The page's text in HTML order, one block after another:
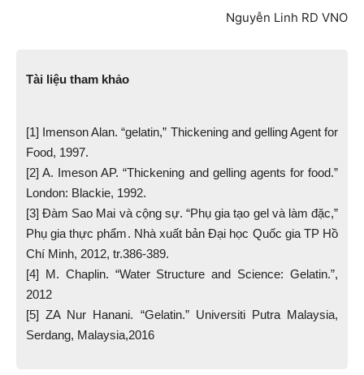
Nguyễn Linh RD VNO
Tài liệu tham khảo
[1] Imenson Alan. “gelatin,” Thickening and gelling Agent for
Food, 1997.
[2] A. Imeson AP. “Thickening and gelling agents for food.”
London: Blackie, 1992.
[3] Đàm Sao Mai và cộng sự. “Phụ gia tạo gel và làm đặc,”
Phụ gia thực phẩm. Nhà xuất bản Đại học Quốc gia TP Hồ
Chí Minh, 2012, tr.386-389.
[4] M. Chaplin. “Water Structure and Science: Gelatin.”,
2012
[5] ZA Nur Hanani. “Gelatin.” Universiti Putra Malaysia,
Serdang, Malaysia,2016